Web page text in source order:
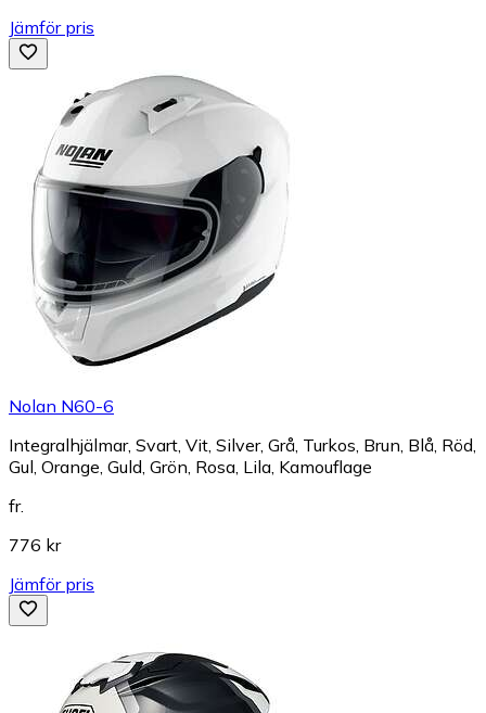
Jämför pris
Nolan N60-6
Integralhjälmar, Svart, Vit, Silver, Grå, Turkos, Brun, Blå, Röd,
Gul, Orange, Guld, Grön, Rosa, Lila, Kamouflage
fr.
776 kr
Jämför pris